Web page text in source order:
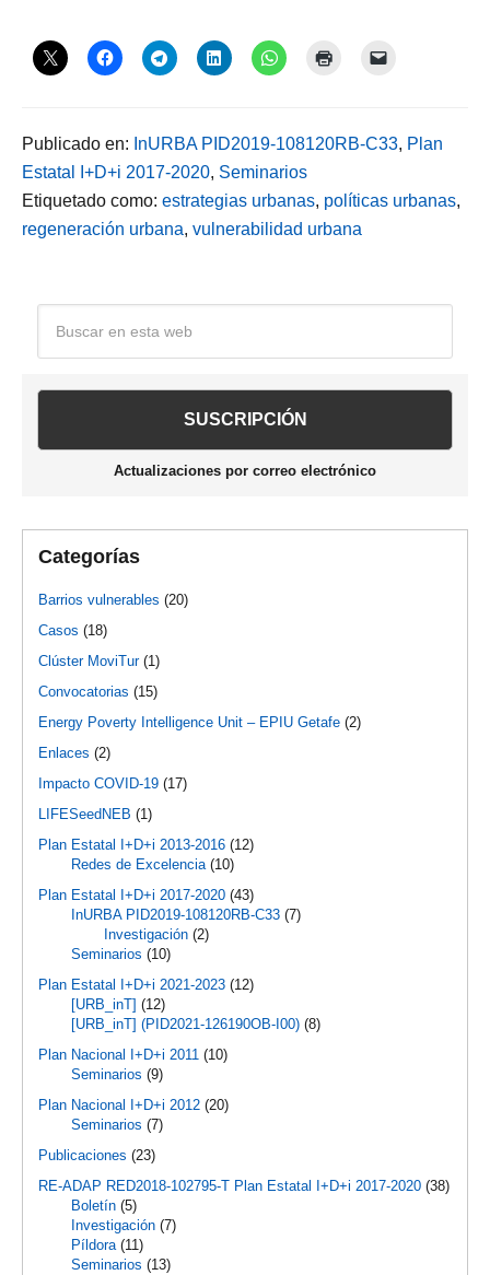
Publicado en: InURBA PID2019-108120RB-C33, Plan
Estatal I+D+i 2017-2020, Seminarios
Etiquetado como: estrategias urbanas, políticas urbanas,
regeneración urbana, vulnerabilidad urbana
Barra
lateral
principal
Actualizaciones por correo electrónico
Categorías
Barrios vulnerables (20)
Casos (18)
Clúster MoviTur(1)
Convocatorias (15)
Energy Poverty Intelligence Unit – EPIU Getafe (2)
Enlaces (2)
Impacto COVID-19 (17)
LIFESeedNEB (1)
Plan Estatal I+D+i 2013-2016 (12)
Redes de Excelencia(10)
Plan Estatal I+D+i 2017-2020 (43)
InURBA PID2019-108120RB-C33 (7)
Investigación (2)
Seminarios (10)
Plan Estatal I+D+i 2021-2023 (12)
[URB_inT] (12)
[URB_inT] (PID2021-126190OB-I00) (8)
Plan Nacional I+D+i 2011 (10)
Seminarios (9)
Plan Nacional I+D+i 2012 (20)
Seminarios (7)
Publicaciones (23)
RE-ADAP RED2018-102795-T Plan Estatal I+D+i 2017-2020 (38)
Boletín (5)
Investigación (7)
Píldora(11)
Seminarios (13)